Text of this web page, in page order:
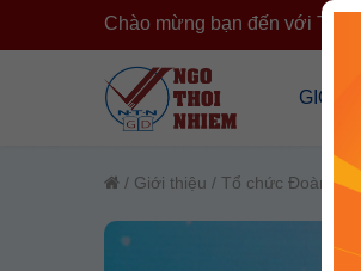
Chào mừng bạn đến với
GIỚI
Tổng
Cơ
/ Giới thiệu / Tổ chức Đoàn thể